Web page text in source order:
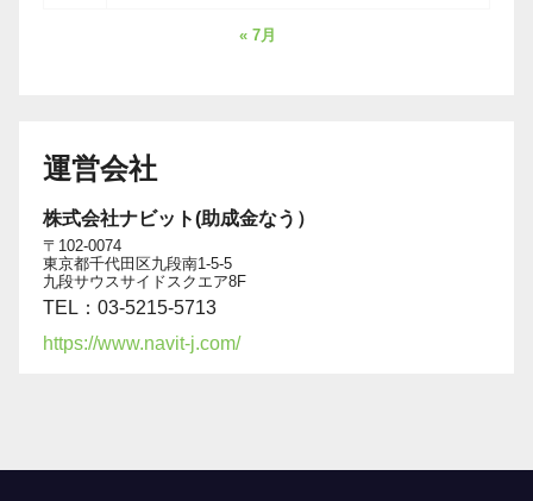
« 7月
運営会社
株式会社ナビット(助成金なう）
〒102-0074
東京都千代田区九段南1-5-5
九段サウスサイドスクエア8F
TEL：03-5215-5713
https://www.navit-j.com/